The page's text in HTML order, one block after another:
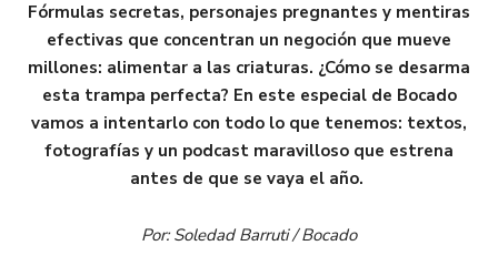
Fórmulas secretas, personajes pregnantes y mentiras
efectivas que concentran un negoción que mueve
millones: alimentar a las criaturas. ¿Cómo se desarma
esta trampa perfecta? En este especial de Bocado
vamos a intentarlo con todo lo que tenemos: textos,
fotografías y un podcast maravilloso que estrena
antes de que se vaya el año.
Por: Soledad Barruti / Bocado